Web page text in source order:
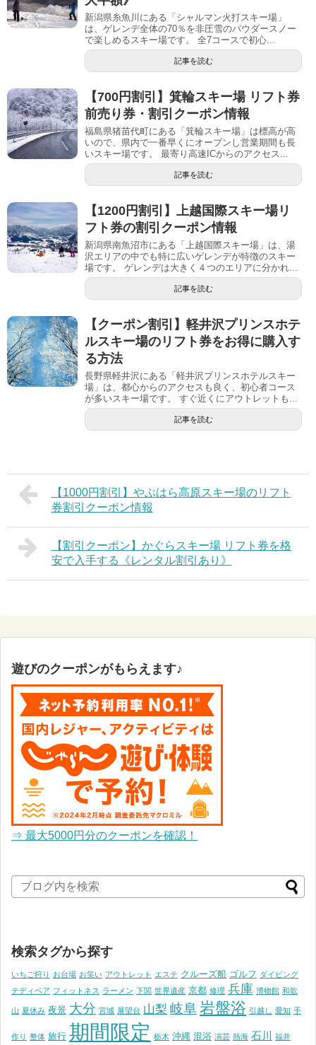
新潟県糸魚川にある「シャルマン火打スキー場」
は、ゲレンデ全体の70％を非圧雪のパウダースノー
で楽しめるスキー場です。 全7コースで初心...
記事を読む
【700円割引】箕輪スキー場 リフト券
前売り券・割引クーポン情報
福島県猪苗代町にある「箕輪スキー場」は標高が高
いので、県内で一番早くにオープンし営業期間も長
いスキー場です。 最寄り高速ICからのアクセス...
記事を読む
【1200円割引】上越国際スキー場リ
フト券の割引クーポン情報
新潟県南魚沼市にある「上越国際スキー場」は、湯
沢エリアの中でも特に広いゲレンデが特徴のスキー
場です。 ゲレンデは大きく４つのエリアに分かれ...
記事を読む
【クーポン割引】軽井沢プリンスホテ
ルスキー場のリフト券をお得に購入す
る方法
長野県軽井沢にある「軽井沢プリンスホテルスキー
場」は、都心からのアクセスも良く、初心者コース
が多いスキー場です。 すぐ近くにアウトレットも...
記事を読む
【1000円割引】やぶはら高原スキー場のリフト
券割引クーポン情報
【割引クーポン】かぐらスキー場 リフト券を格
安で入手する《レンタル割引あり》
遊びのクーポンがもらえます♪
⇒ 最大5000円分のクーポンを確認！
検索タグから探す
いちご狩り お台場 お笑い アウトレット エステ クルーズ船 ゴルフ ダイビング
テディベア フィットネス ラーメン 下関 世界遺産 京都 修理 兵庫 博物館 和歌
山 夏休み 夜景 大分 宮城 展望台 山梨 岐阜岩盤浴 引越し 愛知 手
作り 整体 旅行 期間限定 栃木 沖縄 混浴 演芸 熱海 石川 福井